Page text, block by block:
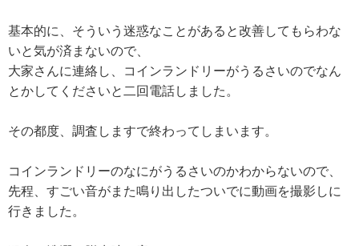
基本的に、そういう迷惑なことがあると改善してもらわな
いと気が済まないので、
大家さんに連絡し、コインランドリーがうるさいのでなん
とかしてくださいと二回電話しました。
その都度、調査しますで終わってしまいます。
コインランドリーのなにがうるさいのかわからないので、
先程、すごい音がまた鳴り出したついでに動画を撮影しに
行きました。